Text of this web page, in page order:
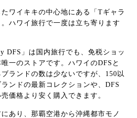
ワイキキの中心地にある「Tギャラ
ハワイ旅行で一度は立ち寄ります
DFS」は国内旅行でも、免税ショッ
一のストアです。ハワイのDFSと
ランドの数は少ないですが、150以
ランドの最新コレクションや、DFS
価格より安く購入できます。
あり、那覇空港から沖縄都市モノ